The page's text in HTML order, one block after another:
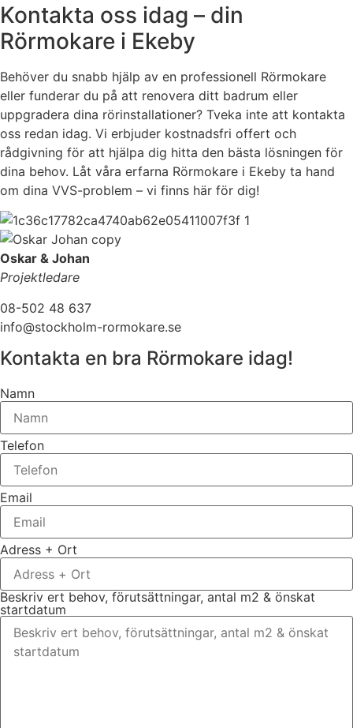
Kontakta oss idag – din
Rörmokare i Ekeby
Behöver du snabb hjälp av en professionell Rörmokare
eller funderar du på att renovera ditt badrum eller
uppgradera dina rörinstallationer? Tveka inte att kontakta
oss redan idag. Vi erbjuder kostnadsfri offert och
rådgivning för att hjälpa dig hitta den bästa lösningen för
dina behov. Låt våra erfarna Rörmokare i Ekeby ta hand
om dina VVS-problem – vi finns här för dig!
Oskar & Johan
Projektledare
08-502 48 637
info@stockholm-rormokare.se
Kontakta en bra Rörmokare idag!
Namn
Telefon
Email
Adress + Ort
Beskriv ert behov, förutsättningar, antal m2 & önskat
startdatum